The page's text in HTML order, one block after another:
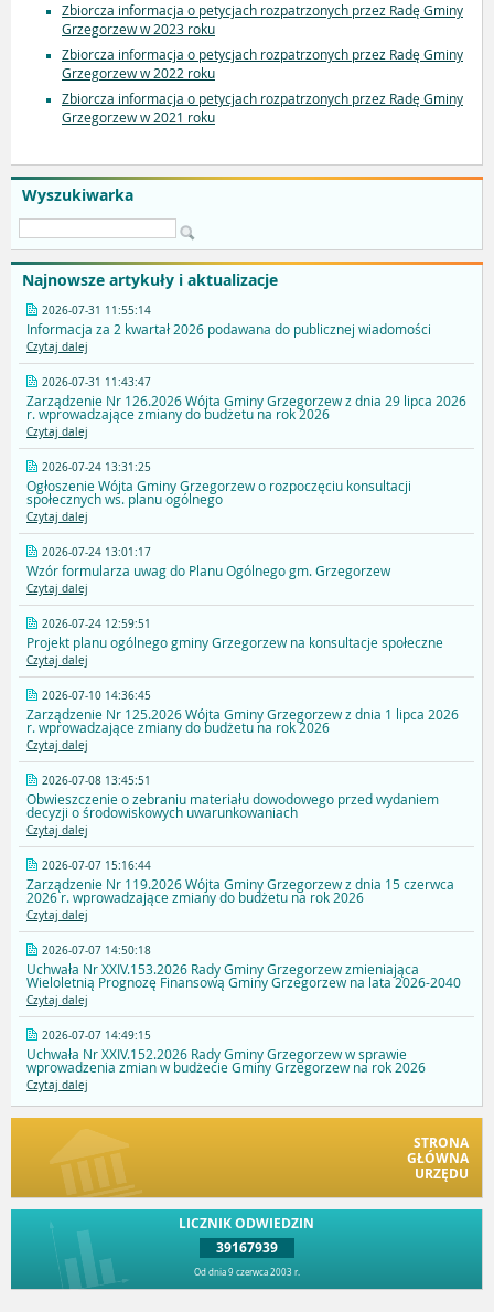
Wyszukiwarka
Najnowsze artykuły i aktualizacje
2026-07-31 11:55:14
Informacja za 2 kwartał 2026 podawana do publicznej wiadomości
Czytaj dalej
2026-07-31 11:43:47
Zarządzenie Nr 126.2026 Wójta Gminy Grzegorzew z dnia 29 lipca 2026
r. wprowadzające zmiany do budżetu na rok 2026
Czytaj dalej
2026-07-24 13:31:25
Ogłoszenie Wójta Gminy Grzegorzew o rozpoczęciu konsultacji
społecznych ws. planu ogólnego
Czytaj dalej
2026-07-24 13:01:17
Wzór formularza uwag do Planu Ogólnego gm. Grzegorzew
Czytaj dalej
2026-07-24 12:59:51
Projekt planu ogólnego gminy Grzegorzew na konsultacje społeczne
Czytaj dalej
2026-07-10 14:36:45
Zarządzenie Nr 125.2026 Wójta Gminy Grzegorzew z dnia 1 lipca 2026
r. wprowadzające zmiany do budżetu na rok 2026
Czytaj dalej
2026-07-08 13:45:51
Obwieszczenie o zebraniu materiału dowodowego przed wydaniem
decyzji o środowiskowych uwarunkowaniach
Czytaj dalej
2026-07-07 15:16:44
Zarządzenie Nr 119.2026 Wójta Gminy Grzegorzew z dnia 15 czerwca
2026 r. wprowadzające zmiany do budżetu na rok 2026
Czytaj dalej
2026-07-07 14:50:18
Uchwała Nr XXIV.153.2026 Rady Gminy Grzegorzew zmieniająca
Wieloletnią Prognozę Finansową Gminy Grzegorzew na lata 2026-2040
Czytaj dalej
2026-07-07 14:49:15
Uchwała Nr XXIV.152.2026 Rady Gminy Grzegorzew w sprawie
wprowadzenia zmian w budżecie Gminy Grzegorzew na rok 2026
Czytaj dalej
STRONA
GŁÓWNA
URZĘDU
LICZNIK ODWIEDZIN
39167939
Od dnia 9 czerwca 2003 r.
Zbiorcza informacja o petycjach rozpatrzonych przez Radę Gminy
Grzegorzew w 2023 roku
Zbiorcza informacja o petycjach rozpatrzonych przez Radę Gminy
Grzegorzew w 2022 roku
Zbiorcza informacja o petycjach rozpatrzonych przez Radę Gminy
Grzegorzew w 2021 roku